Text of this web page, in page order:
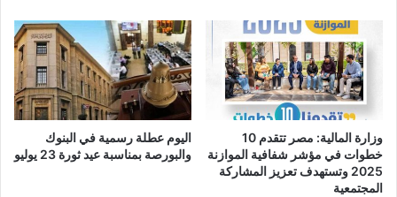
وزارة المالية: مصر تتقدم 10
خطوات في مؤشر شفافية الموازنة
2025 وتستهدف تعزيز المشاركة
المجتمعية
اليوم عطلة رسمية في البنوك
والبورصة بمناسبة عيد ثورة 23 يوليو